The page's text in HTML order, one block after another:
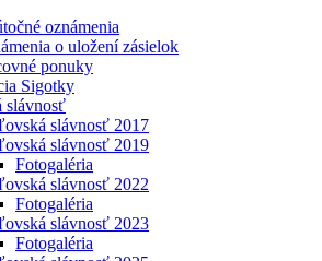
oznámenia
o uložení zásielok
ponuky
Sigotky
slávnosť
slávnosť 2017
slávnosť 2019
Fotogaléria
slávnosť 2022
Fotogaléria
slávnosť 2023
Fotogaléria